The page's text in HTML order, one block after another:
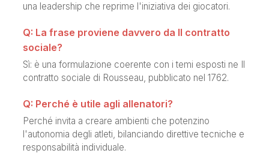
una leadership che reprime l'iniziativa dei giocatori.
Q: La frase proviene davvero da Il contratto
sociale?
Sì: è una formulazione coerente con i temi esposti ne Il
contratto sociale di Rousseau, pubblicato nel 1762.
Q: Perché è utile agli allenatori?
Perché invita a creare ambienti che potenzino
l'autonomia degli atleti, bilanciando direttive tecniche e
responsabilità individuale.